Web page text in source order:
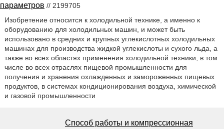
параметров // 2199705
Изобретение относится к холодильной технике, а именно к
оборудованию для холодильных машин, и может быть
использовано в средних и крупных углекислотных холодильных
машинах для производства жидкой углекислоты и сухого льда, а
также во всех областях применения холодильной техники, в том
числе во всех отраслях пищевой промышленности для
получения и хранения охлажденных и замороженных пищевых
продуктов, в системах кондиционирования воздуха, химической
и газовой промышленности
Способ работы и компрессионная